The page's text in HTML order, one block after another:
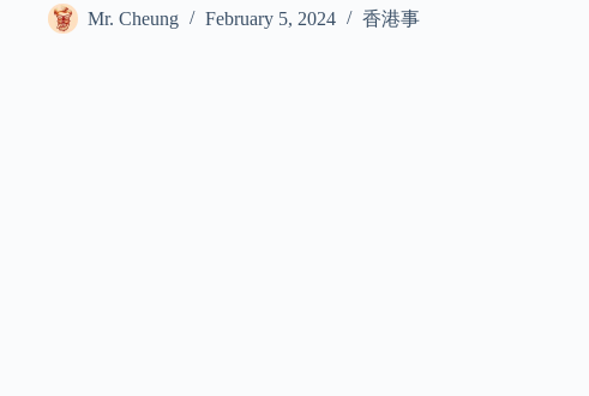
Mr. Cheung February 5, 2024 香港事